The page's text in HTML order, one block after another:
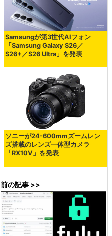
Samsungが第3世代AIフォン
「Samsung Galaxy S26／
S26+／S26 Ultra」を発表
ソニーが24-600mmズームレン
ズ搭載のレンズ一体型カメラ
「RX10V」を発表
前の記事 >>